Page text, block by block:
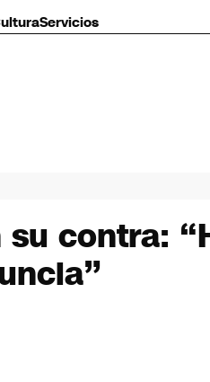
Servicios
contra: